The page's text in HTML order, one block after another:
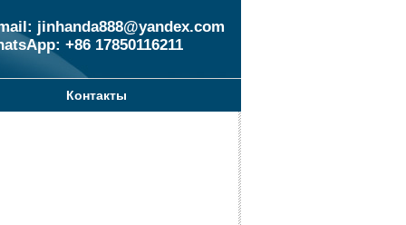
jinhanda888@yandex.com
+86 17850116211
Контакты